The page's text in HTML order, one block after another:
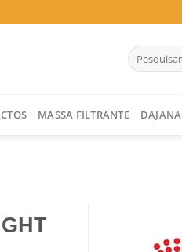
Pesquisar
por:
MASSA FILTRANTE DAJANA